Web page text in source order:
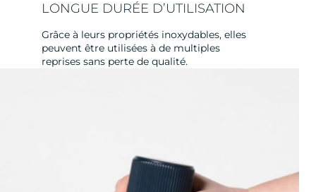
LONGUE DURÉE D’UTILISATION
Grâce à leurs propriétés inoxydables, elles
peuvent être utilisées à de multiples
reprises sans perte de qualité.